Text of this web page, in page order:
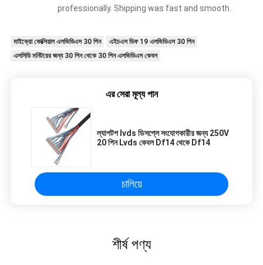
professionally. Shipping was fast and smooth.
মাইক্রো কোক্সিয়াল এলভিডিএস 30 পিন
এইচএস ডিফ 19 এলভিডিএস 30 পিন
এলসিডি মনিটরের জন্য 30 পিন থেকে 30 পিন এলভিডিএস কেবল
এর সেরা মূল্য পান
ল্যাপটপ lvds ডিসপ্লে সংযোগকারীর জন্য 250V
20 পিন Lvds কেবল Df14 থেকে Df14
চালিয়ে
শীর্ষ পণ্য